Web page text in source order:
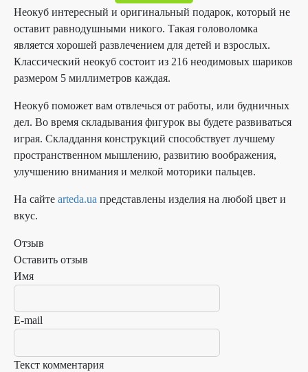
Неокуб интересный и оригинальный подарок, который не
оставит равнодушными никого. Такая головоломка
является хорошей развлечением для детей и взрослых.
Классический неокуб состоит из 216 неодимовых шариков
размером 5 миллиметров каждая.
Неокуб поможет вам отвлечься от работы, или будничных
дел. Во время складывания фигурок вы будете развиваться
играя. Складдання конструкций способствует лучшему
пространственном мышлению, развитию воображения,
улучшению внимания и мелкой моторики пальцев.
На сайте arteda.ua представлены изделия на любой цвет и
вкус.
Отзыв
Оставить отзыв
Имя
E-mail
Текст комментария